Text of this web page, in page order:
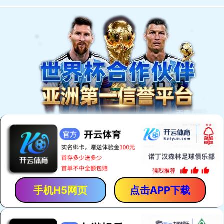
关于公司 新闻动态 公司产品
案例展示 人才招聘 技术支持 联系我们